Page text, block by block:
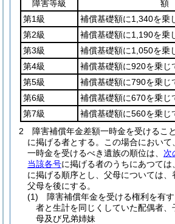
障害等級
額
第1級
補償基礎額に1,340を乗
第2級
補償基礎額に1,190を乗
第3級
補償基礎額に1,050を乗
第4級
補償基礎額に920を乗じ
第5級
補償基礎額に790を乗じ
第6級
補償基礎額に670を乗じ
第7級
補償基礎額に560を乗じ
2
障害補償年金差額一時金を受けるこ
に掲げる者とする。
この場合におい
一時金を受けるべき遺族の順位は、 次
当該各号に掲げる者のうちにあつては
に掲げる順序とし、父母については
父母を後にする。
(1)
障害補償年金を受ける権利を有
者と生計を同じくしていた配偶者、
母及び兄弟姉妹